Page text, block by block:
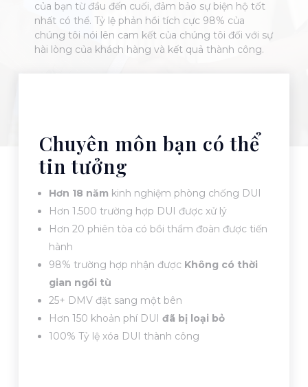
của bạn từ đầu đến cuối, đảm bảo sự biện hộ tốt
nhất có thể. Tỷ lệ phản hồi tích cực 98% của
chúng tôi nói lên cam kết của chúng tôi đối với sự
hài lòng của khách hàng và kết quả thành công.
Chuyên môn bạn có thể
tin tưởng
Hơn 18 năm kinh nghiệm phòng chống DUI
Hơn 1.500 trường hợp DUI được xử lý
Hơn 20 phiên tòa có bồi thẩm đoàn được tiến
hành
98% trường hợp nhận đượcKhông có thời
gian ngồi tù
25+ DMV đặt sang một bên
Hơn 150 khoản phí DUI đã bị loại bỏ
100% Tỷ lệ xóa DUI thành công